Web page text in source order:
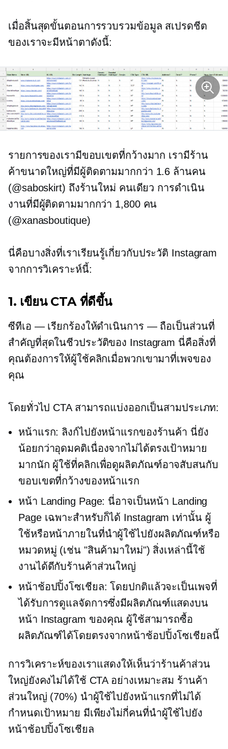
เมื่อสิ้นสุดขั้นตอนการรวบรวมข้อมูล สเปรดชีต
ของเราจะมีหน้าตาดังนี้:
รายการของเรามีขอบเขตที่กว้างมาก เรามีร้าน
ค้าขนาดใหญ่ที่มีผู้ติดตามมากกว่า 1.6 ล้านคน
(@saboskirt) ถึงร้านใหม่ คนเดียว การดำเนิน
งานที่มีผู้ติดตามมากกว่า 1,800 คน
(@xanasboutique)
นี่คือบางสิ่งที่เราเรียนรู้เกี่ยวกับประวัติ Instagram
จากการวิเคราะห์นี้:
1. เขียน CTA ที่ดีขึ้น
ซีทีเอ — เรียกร้องให้ดำเนินการ — ถือเป็นส่วนที่
สำคัญที่สุดในชีวประวัติของ Instagram นี่คือสิ่งที่
คุณต้องการให้ผู้ใช้คลิกเมื่อพวกเขามาที่เพจของ
คุณ
โดยทั่วไป CTA สามารถแบ่งออกเป็นสามประเภท:
หน้าแรก: ลิงก์ไปยังหน้าแรกของร้านค้า นี่ยัง
น้อยกว่าอุดมคติเนื่องจากไม่ได้ตรงเป้าหมาย
มากนัก ผู้ใช้ที่คลิกเพื่อดูผลิตภัณฑ์อาจสับสนกับ
ขอบเขตที่กว้างของหน้าแรก
หน้า Landing Page: นี่อาจเป็นหน้า Landing
Page เฉพาะสำหรับก็ได้ Instagram เท่านั้นผู้
ใช้หรือหน้าภายในที่นำผู้ใช้ไปยังผลิตภัณฑ์หรือ
หมวดหมู่ (เช่น "สินค้ามาใหม่") สิ่งเหล่านี้ใช้
งานได้ดีกับร้านค้าส่วนใหญ่
หน้าช้อปปิ้งโซเชียล: โดยปกติแล้วจะเป็นเพจที่
ได้รับการดูแลจัดการซึ่งมีผลิตภัณฑ์แสดงบน
หน้า Instagram ของคุณ ผู้ใช้สามารถซื้อ
ผลิตภัณฑ์ได้โดยตรงจากหน้าช้อปปิ้งโซเชียลนี้
การวิเคราะห์ของเราแสดงให้เห็นว่าร้านค้าส่วน
ใหญ่ยังคงไม่ได้ใช้ CTA อย่างเหมาะสม ร้านค้า
ส่วนใหญ่ (70%) นำผู้ใช้ไปยังหน้าแรกที่ไม่ได้
กำหนดเป้าหมาย มีเพียงไม่กี่คนที่นำผู้ใช้ไปยัง
หน้าช้อปปิ้งโซเชียล